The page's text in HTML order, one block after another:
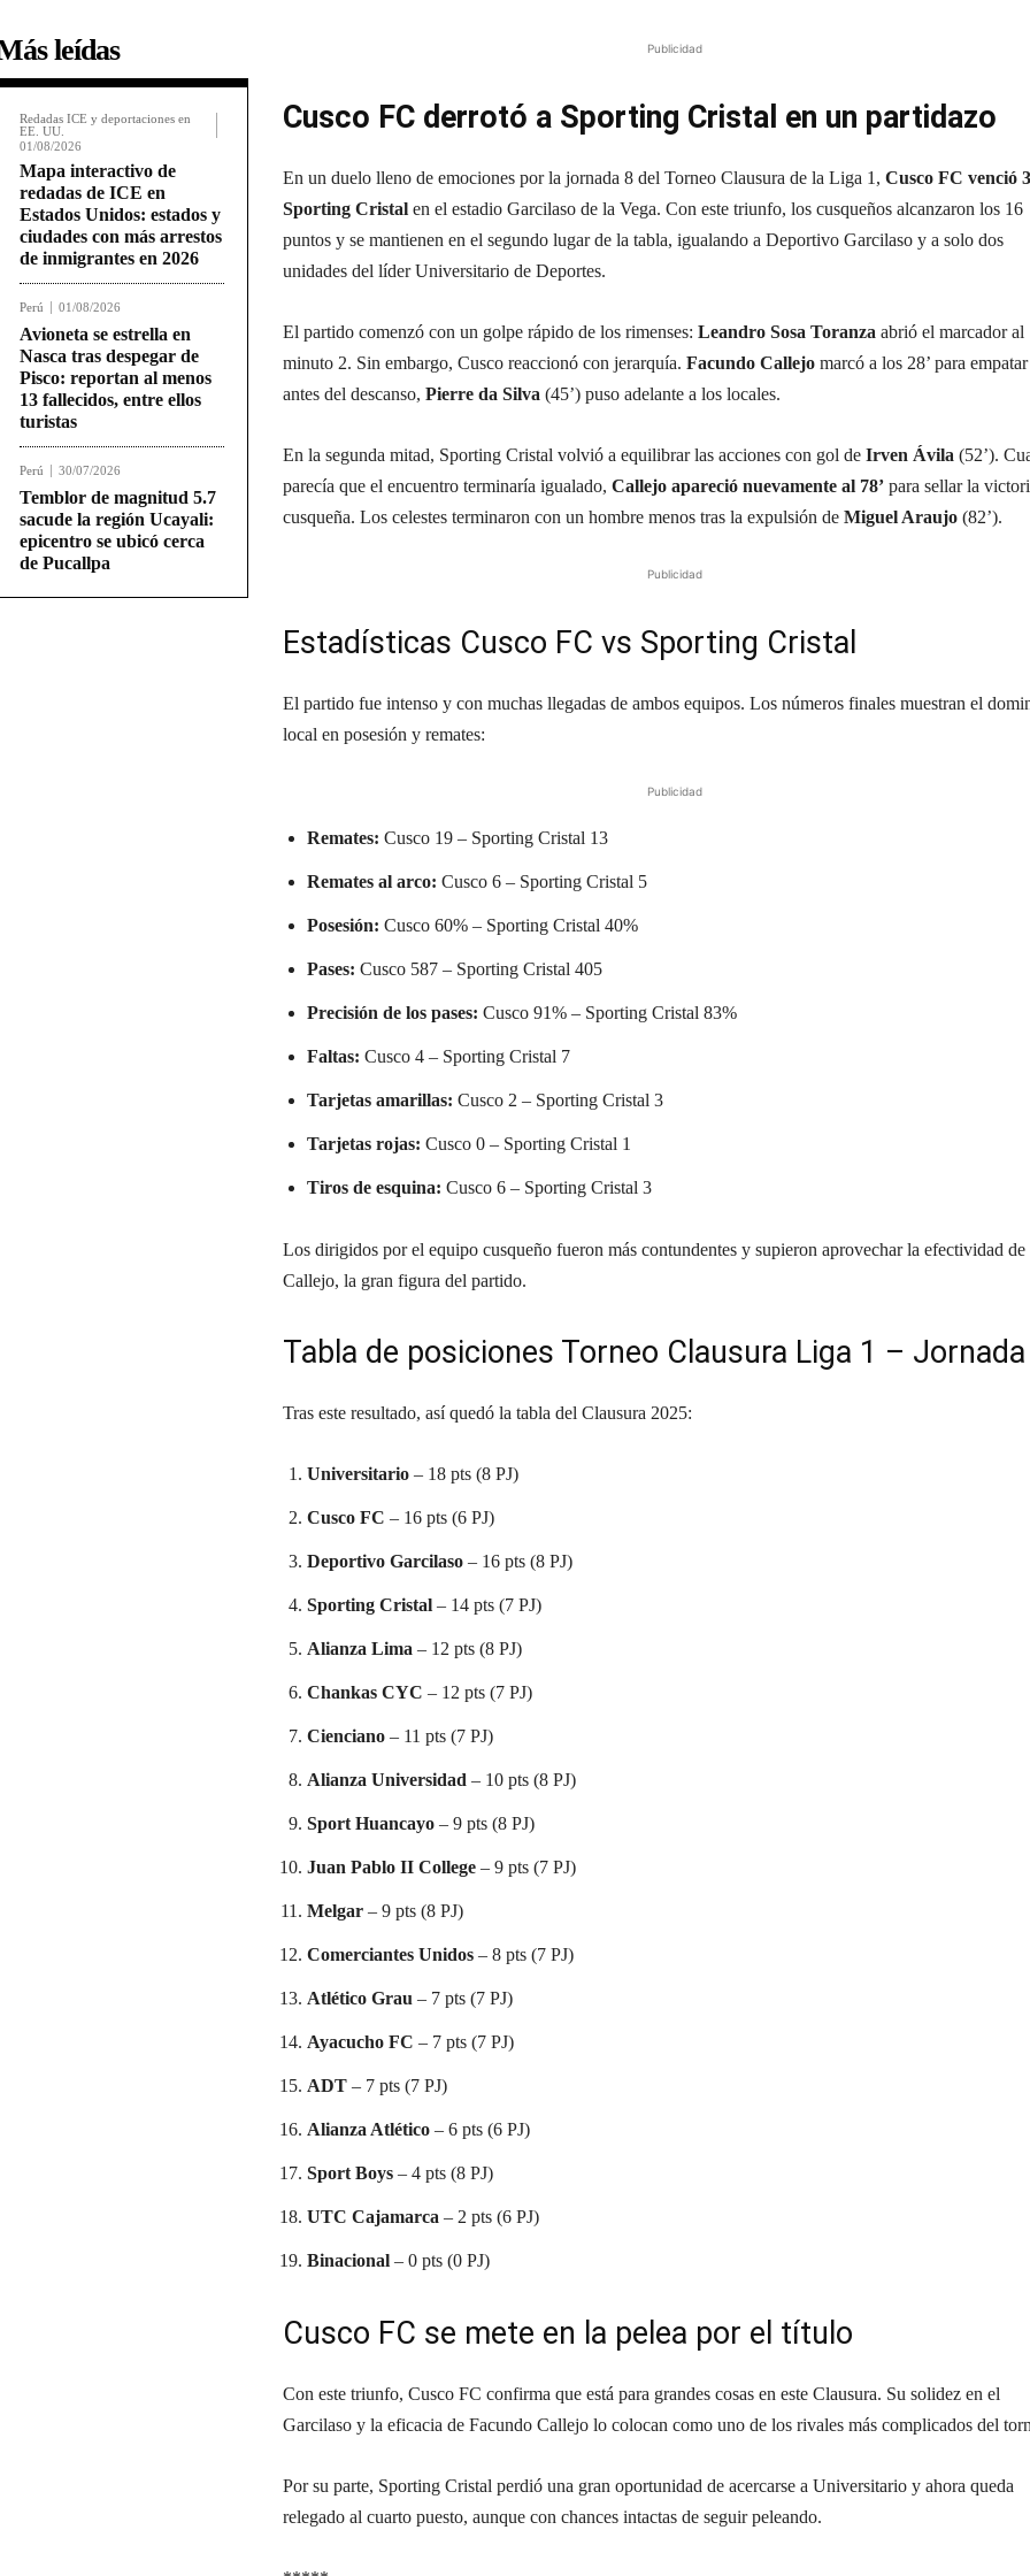
leídas
Redadas ICE y deportaciones en
EE. UU.
01/08/2026
Mapa interactivo de
redadas de ICE en
Estados Unidos: estados y
ciudades con más arrestos
de inmigrantes en 2026
Perú 01/08/2026
Avioneta se estrella en
Nasca tras despegar de
Pisco: reportan al menos
13 fallecidos, entre ellos
turistas
Perú 30/07/2026
Temblor de magnitud 5.7
sacude la región Ucayali:
epicentro se ubicó cerca
de Pucallpa
Publicidad
Cusco FC derrotó a Sporting Cristal en un partidazo
En un duelo lleno de emociones por la jornada 8 del Torneo Clausura de la Liga 1, Cusco FC venció
Sporting Cristal en el estadio Garcilaso de la Vega. Con este triunfo, los cusqueños alcanzaron los 16
puntos y se mantienen en el segundo lugar de la tabla, igualando a Deportivo Garcilaso y a solo dos
unidades del líder Universitario de Deportes.
El partido comenzó con un golpe rápido de los rimenses: Leandro Sosa Toranza abrió el marcador al
minuto 2. Sin embargo, Cusco reaccionó con jerarquía. Facundo Callejo marcó a los 28’ para
antes del descanso, Pierre da Silva (45’) puso adelante a los locales.
En la segunda mitad, Sporting Cristal volvió a equilibrar las acciones con gol de Irven Ávila (52’).
parecía que el encuentro terminaría igualado, Callejo apareció nuevamente al 78’ para sellar la
cusqueña. Los celestes terminaron con un hombre menos tras la expulsión de Miguel Araujo (82’).
Publicidad
Estadísticas Cusco FC vs Sporting Cristal
El partido fue intenso y con muchas llegadas de ambos equipos. Los números finales muestran el
local en posesión y remates:
Publicidad
Remates: Cusco 19 – Sporting Cristal 13
Remates al arco: Cusco 6 – Sporting Cristal 5
Posesión: Cusco 60% – Sporting Cristal 40%
Pases: Cusco 587 – Sporting Cristal 405
Precisión de los pases: Cusco 91% – Sporting Cristal 83%
Faltas: Cusco 4 – Sporting Cristal 7
Tarjetas amarillas: Cusco 2 – Sporting Cristal 3
Tarjetas rojas: Cusco 0 – Sporting Cristal 1
Tiros de esquina: Cusco 6 – Sporting Cristal 3
Los dirigidos por el equipo cusqueño fueron más contundentes y supieron aprovechar la efectividad de
Callejo, la gran figura del partido.
Tabla de posiciones Torneo Clausura Liga 1 –
Tras este resultado, así quedó la tabla del Clausura 2025:
Universitario – 18 pts (8 PJ)
Cusco FC – 16 pts (6 PJ)
Deportivo Garcilaso – 16 pts (8 PJ)
Sporting Cristal – 14 pts (7 PJ)
Alianza Lima – 12 pts (8 PJ)
Chankas CYC – 12 pts (7 PJ)
Cienciano – 11 pts (7 PJ)
Alianza Universidad – 10 pts (8 PJ)
Sport Huancayo – 9 pts (8 PJ)
Juan Pablo II College – 9 pts (7 PJ)
Melgar – 9 pts (8 PJ)
Comerciantes Unidos – 8 pts (7 PJ)
Atlético Grau – 7 pts (7 PJ)
Ayacucho FC – 7 pts (7 PJ)
ADT – 7 pts (7 PJ)
Alianza Atlético – 6 pts (6 PJ)
Sport Boys – 4 pts (8 PJ)
UTC Cajamarca – 2 pts (6 PJ)
Binacional – 0 pts (0 PJ)
Cusco FC se mete en la pelea por el título
Con este triunfo, Cusco FC confirma que está para grandes cosas en este Clausura. Su solidez en el
Garcilaso y la eficacia de Facundo Callejo lo colocan como uno de los rivales más complicados del
Por su parte, Sporting Cristal perdió una gran oportunidad de acercarse a Universitario y ahora queda
relegado al cuarto puesto, aunque con chances intactas de seguir peleando.